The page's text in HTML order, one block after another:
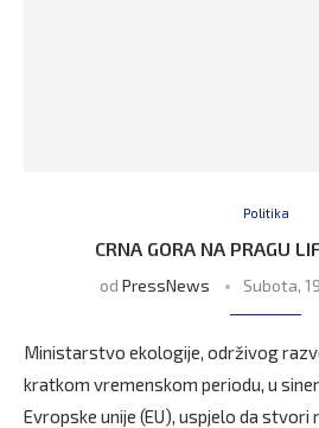
Politika
CRNA GORA NA PRAGU
od PressNews Subota,
Ministarstvo ekologije, održivog
kratkom vremenskom periodu, u
Evropske unije (EU), uspjelo da